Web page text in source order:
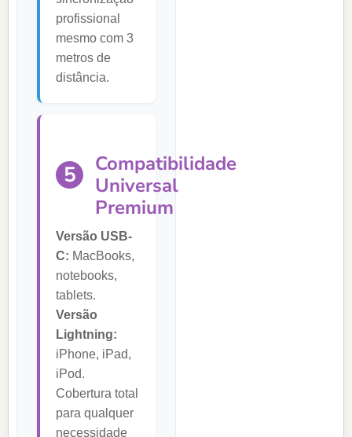
profissional
mesmo com 3
metros de
distância.
5
Compatibilidade
Universal
Premium
Versão USB-
C: MacBooks,
notebooks,
tablets.
Versão
Lightning:
iPhone, iPad,
iPod.
Cobertura total
para qualquer
necessidade